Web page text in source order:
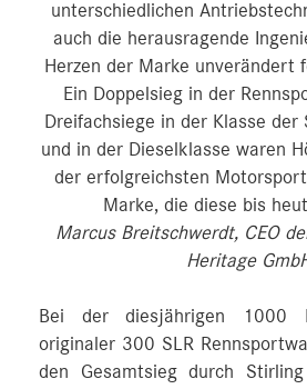
unterschiedlichen
auch die herausragende
Herzen der Marke unverändert
Ein Doppelsieg in der
Dreifachsiege in der Klasse der
und in der Dieselklasse waren
der erfolgreichsten
Marke, die diese bis
Marcus Breitschwerdt, CEO
Heritage
Bei der diesjährigen 1000
originaler 300 SLR
den Gesamtsieg durch